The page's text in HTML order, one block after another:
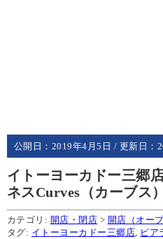
公開日： 2019年4月5日 / 更新日：
イトーヨーカドー三郷
ネスCurves（カーブス
カテゴリ: 開店・閉店 > 開店（オープ
タグ: イトーヨーカドー三郷店, ピア